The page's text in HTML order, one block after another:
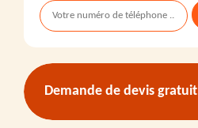
Demande de devis gratuit